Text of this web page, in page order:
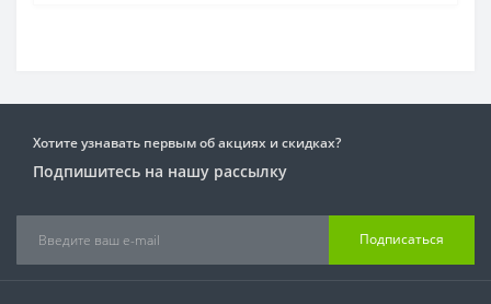
Хотите узнавать первым об акциях и скидках?
Подпишитесь на нашу рассылку
Подписаться